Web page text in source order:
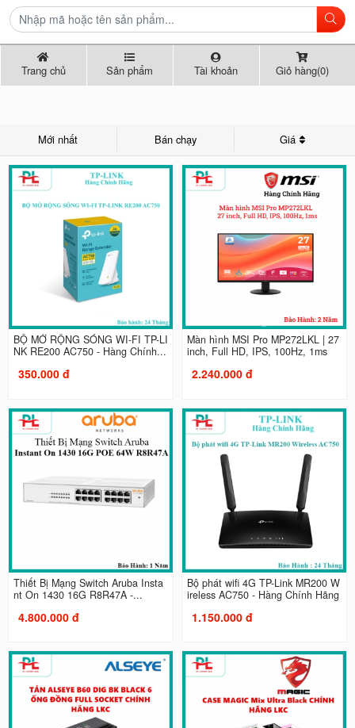
Trang chủ Sản phẩm Tài khoản Giỏ hàng(0)
Mới nhất Bán chạy Giá
BỘ MỞ RỘNG SÓNG WI-FI TP-LI
NK RE200 AC750 - Hàng Chính...
350.000 đ
Màn hình MSI Pro MP272LKL | 27
inch, Full HD, IPS, 100Hz, 1ms
2.240.000 đ
Thiết Bị Mạng Switch Aruba Insta
nt On 1430 16G R8R47A -...
4.800.000 đ
Bộ phát wifi 4G TP-Link MR200 W
ireless AC750 - Hàng Chính Hãng
1.150.000 đ